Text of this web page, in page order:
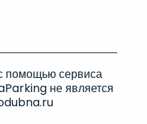
помощью сервиса
не является